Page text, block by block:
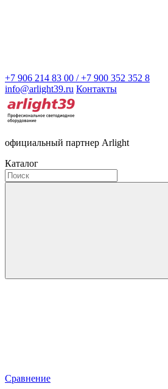
+7 906 214 83 00 / +7 900 352 352 8
info@arlight39.ru Контакты
официальный партнер Arlight
Каталог
Сравнение